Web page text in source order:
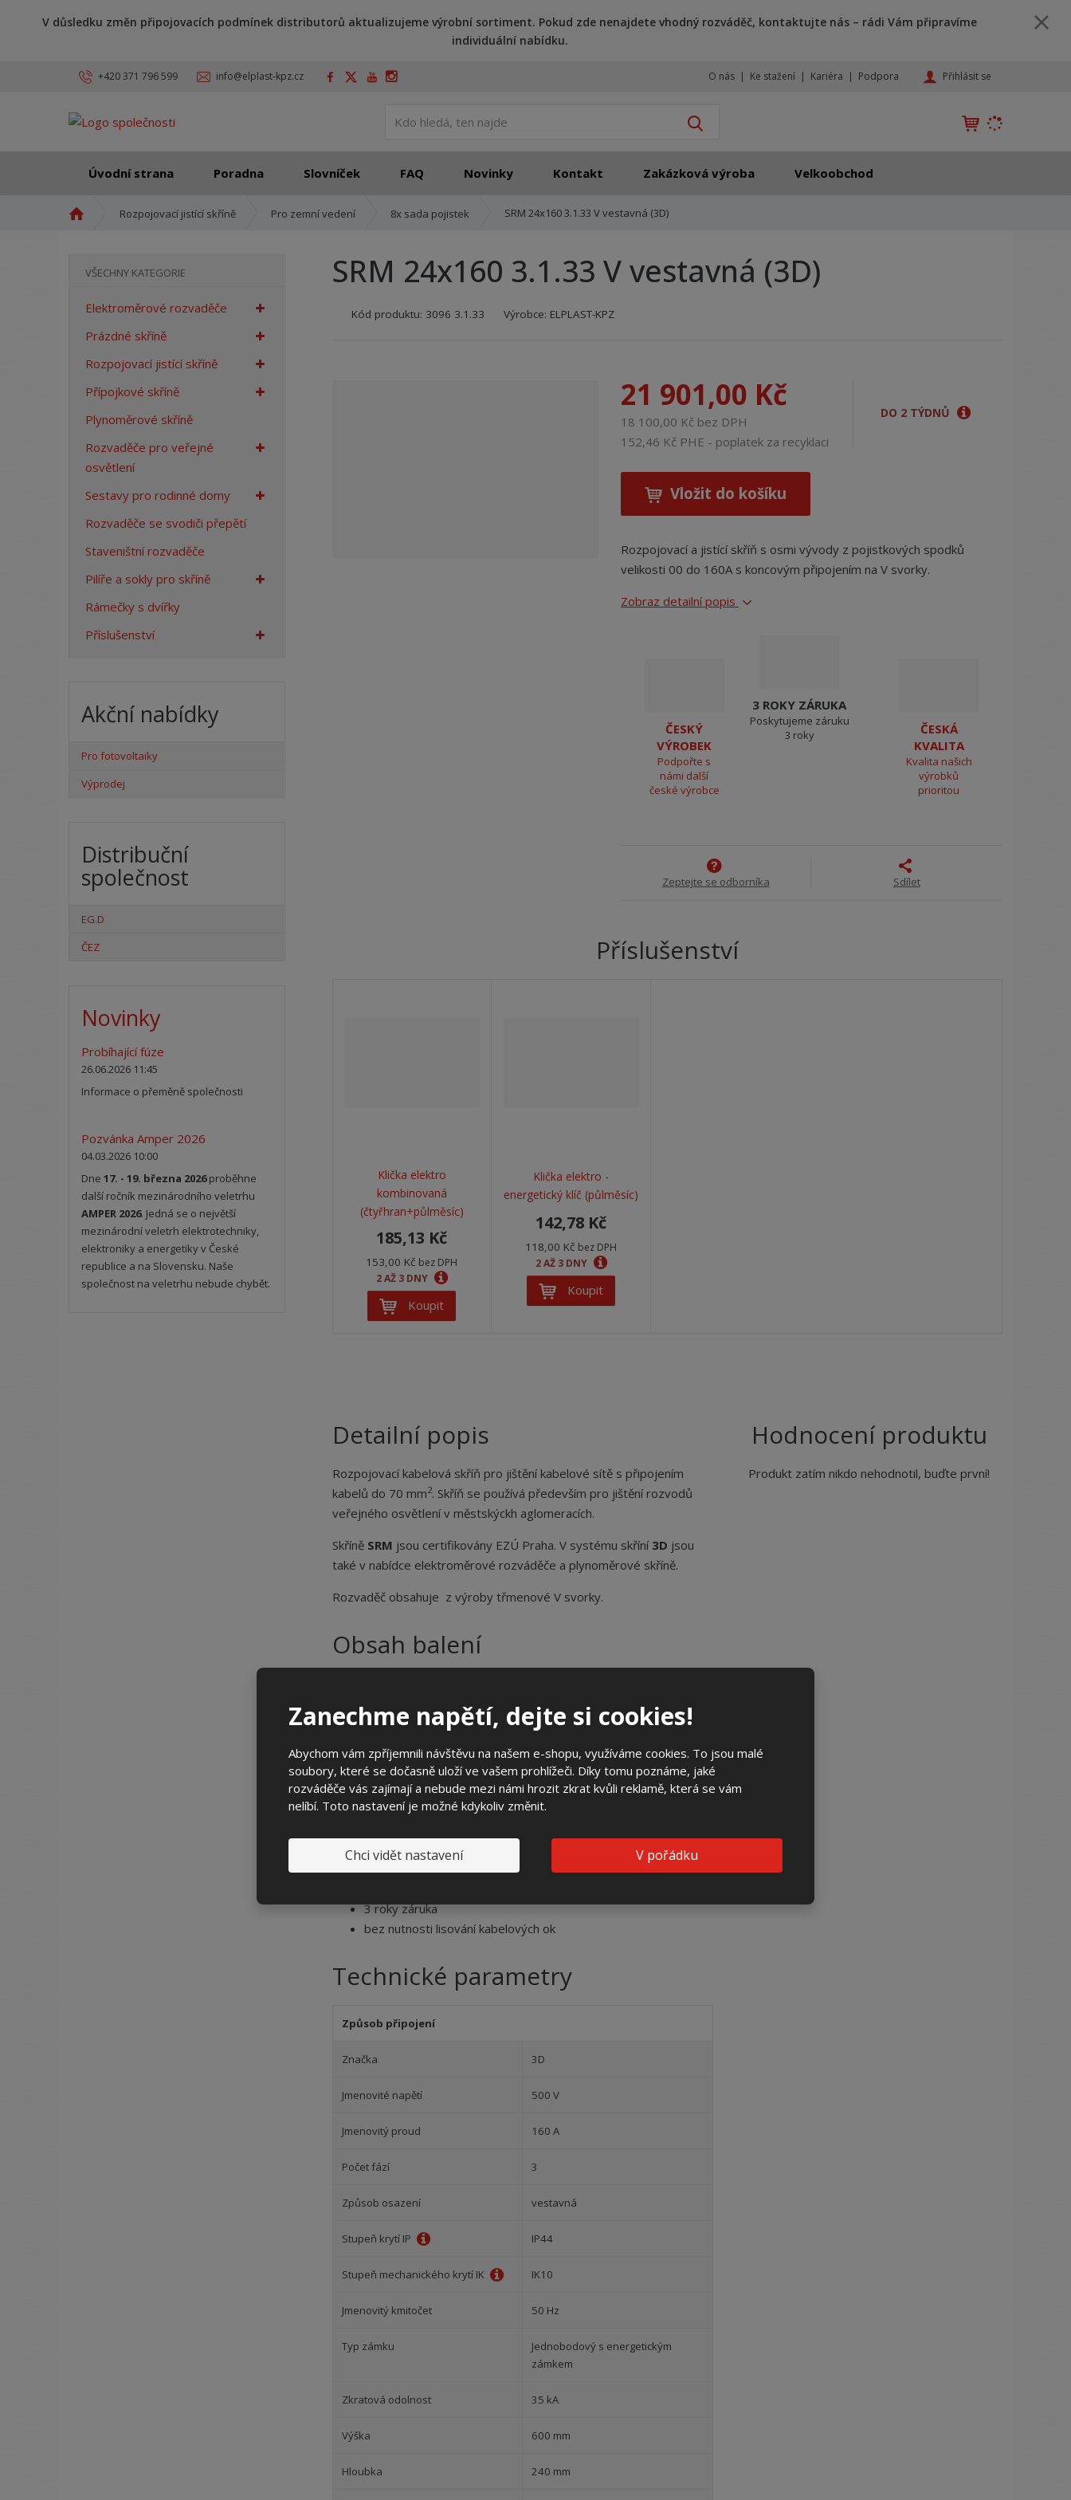
Zanechme napětí, dejte si cookies!
Abychom vám zpříjemnili návštěvu na našem e-shopu, využíváme cookies. To jsou malé
soubory, které se dočasně uloží ve vašem prohlížeči. Díky tomu poznáme, jaké
rozváděče vás zajímají a nebude mezi námi hrozit zkrat kvůli reklamě, která se vám
nelíbí. Toto nastavení je možné kdykoliv změnit.
Chci vidět nastavení V pořádku
V důsledku změn připojovacích podmínek distributorů aktualizujeme výrobní sortiment. Pokud zde nenajdete vhodný rozváděč, kontaktujte nás – rádi Vám připravíme
individuální nabídku.
+420 371 796 599 info@elplast-kpz.cz O nás Ke stažení Kariéra Podpora Přihlásit se
l
t
e
e
Úvodní strana Poradna Slovníček FAQ Novinky Kontakt Zakázková výroba Velkoobchod
s
t
a
n
Rozpojovací jistící skříně Pro zemní vedení 8x sada pojistek SRM 24x160 3.1.33 V vestavná (3D)
SRM 24x160 3.1.33 V vestavná (3D)
Kód produktu: 3096 3.1.33 Kód výrobce: 8595208615252
Kód dodavatele:8595208615252
Výrobce: ELPLAST-KPZ
21 901,00 Kč
18 100,00 Kč bez DPH
152,46 Kč PHE - poplatek za recyklaci
DO 2 TÝDNŮ
Vložit do košíku
Rozpojovací a jistící skříň s osmi vývody z pojistkových spodků
velikosti 00 do 160A s koncovým připojením na V svorky.
Zobraz detailní popis
ČESKÝ
VÝROBEK
Podpořte s
námi další
české výrobce
3 ROKY ZÁRUKA
Poskytujeme záruku
3 roky
ČESKÁ
KVALITA
Kvalita našich
výrobků
prioritou
Zeptejte se odborníka Sdílet
Příslušenství
Klička elektro
kombinovaná
(čtyřhran+půlměsíc)
185,13 Kč
153,00 Kč bez DPH
2 AŽ 3 DNY
Koupit
Klička elektro -
energetický klíč (půlměsíc)
142,78 Kč
118,00 Kč bez DPH
2 AŽ 3 DNY
Koupit
Detailní popis
Rozpojovací kabelová skříň pro jištění kabelové sítě s připojením
kabelů do 70 mm2. Skříň se používá především pro jištění rozvodů
veřejného osvětlení v městskýckh aglomeracích.
Skříně SRM jsou certifikovány EZÚ Praha. V systému skříní 3D jsou
také v nabídce elektroměrové rozváděče a plynoměrové skříně.
Rozvaděč obsahuje z výroby třmenové V svorky.
Obsah balení
Specifikační body
systém rozvaděčů3D
pro jištění a rozpojování kabelové sítě, především sítí VO
robustní pevný kompozitní skelet z SMC
kvalitní pojistkové spodky
stejný design i u elektroměrových rozvaděčů a plynoměrových
3 roky záruka
bez nutnosti lisování kabelových ok
Technické parametry
Způsob připojení
Značka 3D
Jmenovité napětí 500 V
Jmenovitý proud 160 A
Počet fází 3
Způsob osazení vestavná
Stupeň krytí IP IP44
Stupeň mechanického krytí IK IK10
Jmenovitý kmitočet 50 Hz
Typ zámku
Jednobodový s energetickým
zámkem
Zkratová odolnost 35 kA
Výška 600 mm
Hloubka 240 mm
Hodnocení produktu
Produkt zatím nikdo nehodnotil, buďte první!
VŠECHNY KATEGORIE
Elektroměrové rozvaděče
Prázdné skříně
Rozpojovací jistící skříně
Přípojkové skříně
Plynoměrové skříně
Rozvaděče pro veřejné
osvětlení
Sestavy pro rodinné domy
Rozvaděče se svodiči přepětí
Staveništní rozvaděče
Pilíře a sokly pro skříně
Rámečky s dvířky
Příslušenství
Akční nabídky
Pro fotovoltaiky
Výprodej
Distribuční
společnost
EG.D
ČEZ
Novinky
Probíhající fúze
26.06.2026 11:45
Informace o přeměně společnosti
Pozvánka Amper 2026
04.03.2026 10:00
Dne17. - 19. března 2026proběhne
další ročník mezinárodního veletrhu
AMPER 2026. Jedná se o největší
mezinárodní veletrh elektrotechniky,
elektroniky a energetiky v České
republice a na Slovensku. Naše
společnost na veletrhu nebude chybět.